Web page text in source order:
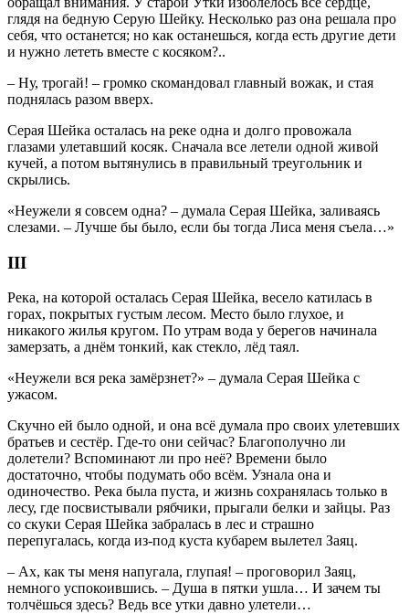
глядя на бедную Серую Шейку. Несколько раз она решала про
себя, что останется; но как останешься, когда есть другие дети
и нужно лететь вместе с косяком?..
– Ну, трогай! – громко скомандовал главный вожак, и стая
поднялась разом вверх.
Серая Шейка осталась на реке одна и долго провожала
глазами улетавший косяк. Сначала все летели одной живой
кучей, а потом вытянулись в правильный треугольник и
скрылись.
«Неужели я совсем одна? – думала Серая Шейка, заливаясь
слезами. – Лучше бы было, если бы тогда Лиса меня съела…»
III
Река, на которой осталась Серая Шейка, весело катилась в
горах, покрытых густым лесом. Место было глухое, и
никакого жилья кругом. По утрам вода у берегов начинала
замерзать, а днём тонкий, как стекло, лёд таял.
«Неужели вся река замёрзнет?» – думала Серая Шейка с
ужасом.
Скучно ей было одной, и она всё думала про своих улетевших
братьев и сестёр. Где-то они сейчас? Благополучно ли
долетели? Вспоминают ли про неё? Времени было
достаточно, чтобы подумать обо всём. Узнала она и
одиночество. Река была пуста, и жизнь сохранялась только в
лесу, где посвистывали рябчики, прыгали белки и зайцы. Раз
со скуки Серая Шейка забралась в лес и страшно
перепугалась, когда из-под куста кубарем вылетел Заяц.
– Ах, как ты меня напугала, глупая! – проговорил Заяц,
немного успокоившись. – Душа в пятки ушла… И зачем ты
толчёшься здесь? Ведь все утки давно улетели…